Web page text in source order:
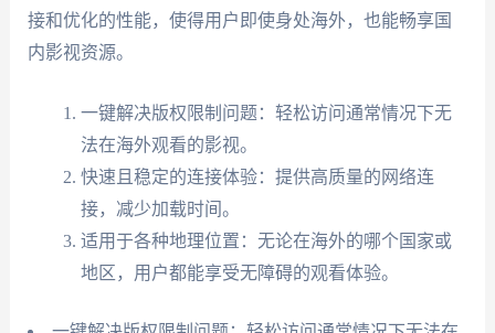
接和优化的性能，使得用户即使身处海外，也能畅享国
内影视资源。
一键解决版权限制问题：轻松访问通常情况下无
法在海外观看的影视。
快速且稳定的连接体验：提供高质量的网络连
接，减少加载时间。
适用于各种地理位置：无论在海外的哪个国家或
地区，用户都能享受无障碍的观看体验。